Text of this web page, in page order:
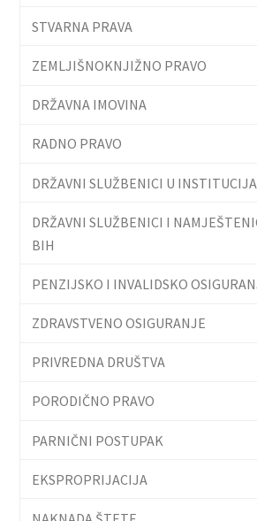
STVARNA PRAVA
ZEMLJIŠNOKNJIŽNO PRAVO
DRŽAVNA IMOVINA
RADNO PRAVO
DRŽAVNI SLUŽBENICI U
DRŽAVNI SLUŽBENICI I
BIH
PENZIJSKO I INVALIDSKO
ZDRAVSTVENO OSIGURANJE
PRIVREDNA DRUŠTVA
PORODIČNO PRAVO
PARNIČNI POSTUPAK
EKSPROPRIJACIJA